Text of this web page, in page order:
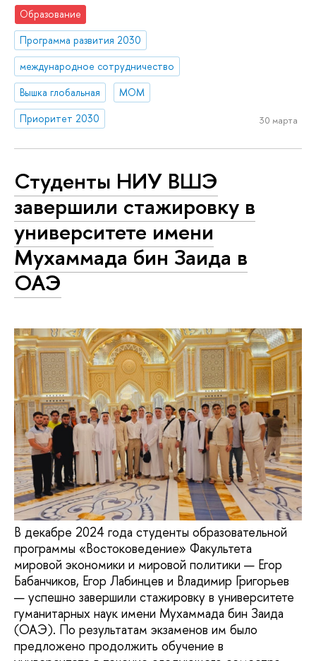
Образование
Программа развития 2030
международное сотрудничество
Вышка глобальная
МОМ
Приоритет 2030
30 марта
Студенты НИУ ВШЭ
завершили стажировку в
университете имени
Мухаммада бин Заида в
ОАЭ
В декабре 2024 года студенты образовательной
программы «Востоковедение» Факультета
мировой экономики и мировой политики — Егор
Бабанчиков, Егор Лабинцев и Владимир Григорьев
— успешно завершили стажировку в университете
гуманитарных наук имени Мухаммада бин Заида
(ОАЭ). По результатам экзаменов им было
предложено продолжить обучение в